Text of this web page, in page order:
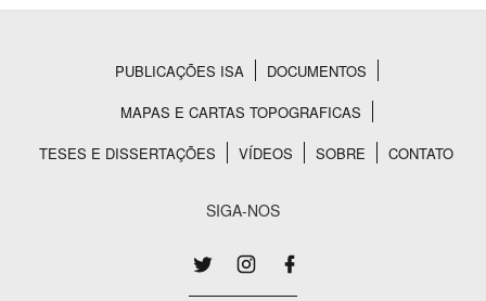
Rodapé
PUBLICAÇÕES ISA
DOCUMENTOS
MAPAS E CARTAS TOPOGRAFICAS
TESES E DISSERTAÇÕES
VÍDEOS SOBRE CONTATO
SIGA-NOS